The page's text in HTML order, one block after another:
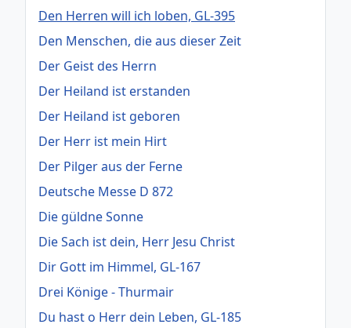
Den Herren will ich loben, GL-395
Den Menschen, die aus dieser Zeit
Der Geist des Herrn
Der Heiland ist erstanden
Der Heiland ist geboren
Der Herr ist mein Hirt
Der Pilger aus der Ferne
Deutsche Messe D 872
Die güldne Sonne
Die Sach ist dein, Herr Jesu Christ
Dir Gott im Himmel, GL-167
Drei Könige - Thurmair
Du hast o Herr dein Leben, GL-185